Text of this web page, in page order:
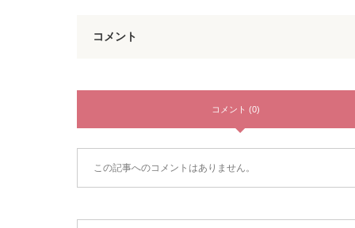
コメント
コメント (0)
この記事へのコメントはありません。